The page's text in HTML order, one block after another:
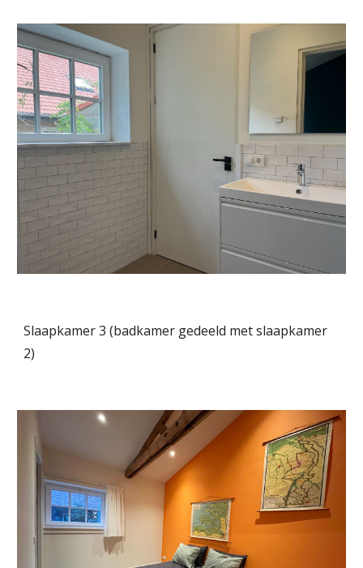
Slaapkamer3 (badkamer gedeeld met slaapkamer
2)